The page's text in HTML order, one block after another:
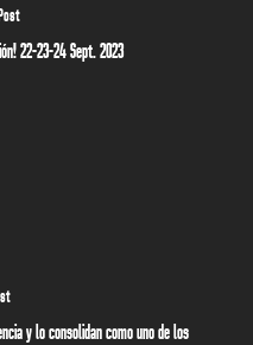
22-23-24 Sept. 2023
y lo consolidan como uno de los